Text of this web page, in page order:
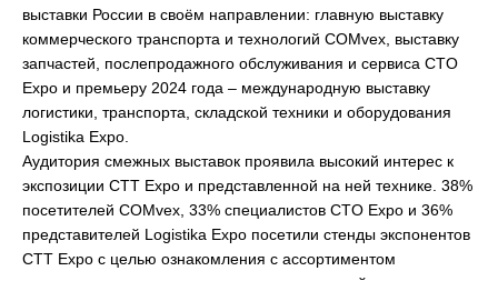
выставки России в своём направлении: главную выставку
коммерческого транспорта и технологий COMvex, выставку
запчастей, послепродажного обслуживания и сервиса CTO
Expo и премьеру 2024 года – международную выставку
логистики, транспорта, складской техники и оборудования
Logistika Expo.
Аудитория смежных выставок проявила высокий интерес к
экспозиции CTT Expo и представленной на ней технике. 38%
посетителей COMvex, 33% специалистов CTO Expo и 36%
представителей Logistika Expo посетили стенды экспонентов
CTT Expo с целью ознакомления с ассортиментом